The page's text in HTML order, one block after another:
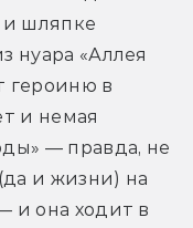
и шляпке
нуара «Аллея
героиню в
и немая
— правда, не
и жизни) на
и она ходит в